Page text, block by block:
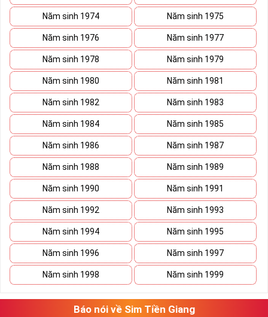
Năm sinh 1974 Năm sinh 1975
Năm sinh 1976 Năm sinh 1977
Năm sinh 1978 Năm sinh 1979
Năm sinh 1980 Năm sinh 1981
Năm sinh 1982 Năm sinh 1983
Năm sinh 1984 Năm sinh 1985
Năm sinh 1986 Năm sinh 1987
Năm sinh 1988 Năm sinh 1989
Năm sinh 1990 Năm sinh 1991
Năm sinh 1992 Năm sinh 1993
Năm sinh 1994 Năm sinh 1995
Năm sinh 1996 Năm sinh 1997
Năm sinh 1998 Năm sinh 1999
Báo nói về Sim Tiền Giang